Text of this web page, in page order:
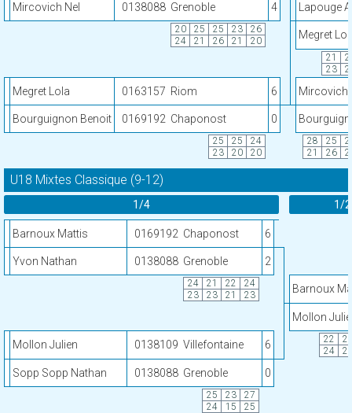
Mircovich Nel 0138088 Grenoble 4 Lapouge
20 25 25 23
26
24
21 26 21 20 Megret
21
23
Megret Lola 0163157 Riom 6 Mircovich
Bourguignon Benoit 0169192 Chaponost 0
25 25
24
23
20 20
28 25
21
26
U18 Mixtes Classique (9-12)
1/4 1/2
Barnoux Mattis 0169192 Chaponost 6
Yvon Nathan 0138088 Grenoble 2
24 21 22
24
23
23 21 23 Barnoux
Mollon
Mollon Julien 0138109 Villefontaine 6 22
24
Sopp Sopp Nathan 0138088 Grenoble 0
25 23
27
24
15 25